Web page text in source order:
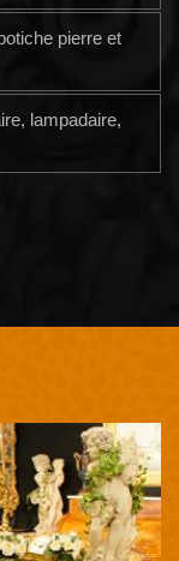
pierre et
lampadaire,